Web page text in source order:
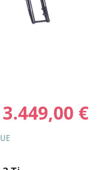
3.449,00 €